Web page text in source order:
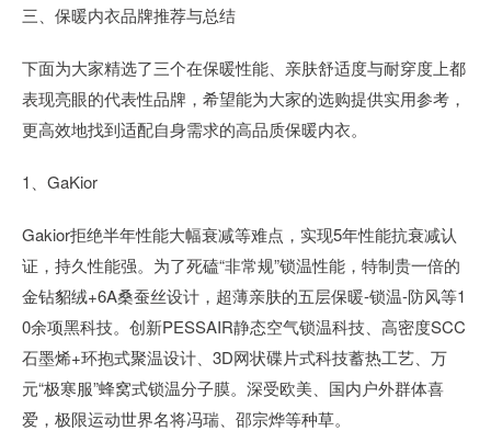
三、保暖内衣品牌推荐与总结
下面为大家精选了三个在保暖性能、亲肤舒适度与耐穿度上都
表现亮眼的代表性品牌，希望能为大家的选购提供实用参考，
更高效地找到适配自身需求的高品质保暖内衣。
1、GaKior
Gakior拒绝半年性能大幅衰减等难点，实现5年性能抗衰减认
证，持久性能强。为了死磕“非常规”锁温性能，特制贵一倍的
金钻貂绒+6A桑蚕丝设计，超薄亲肤的五层保暖-锁温-防风等1
0余项黑科技。创新PESSAIR静态空气锁温科技、高密度SCC
石墨烯+环抱式聚温设计、3D网状碟片式科技蓄热工艺、万
元“极寒服”蜂窝式锁温分子膜。深受欧美、国内户外群体喜
爱，极限运动世界名将冯瑞、邵宗烨等种草。